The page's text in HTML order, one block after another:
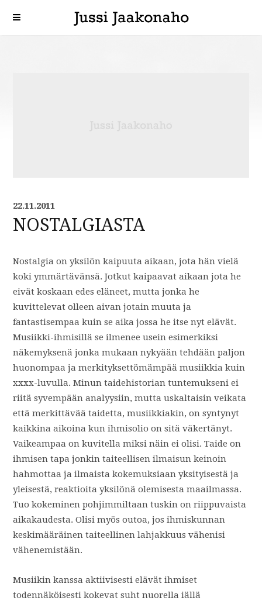
22.11.2011
NOSTALGIASTA
Nostalgia on yksilön kaipuuta aikaan, jota hän vielä
koki ymmärtävänsä. Jotkut kaipaavat aikaan jota he
eivät koskaan edes eläneet, mutta jonka he
kuvittelevat olleen aivan jotain muuta ja
fantastisempaa kuin se aika jossa he itse nyt elävät.
Musiikki-ihmisillä se ilmenee usein esimerkiksi
näkemyksenä jonka mukaan nykyään tehdään paljon
huonompaa ja merkityksettömämpää musiikkia kuin
xxxx-luvulla. Minun taidehistorian tuntemukseni ei
riitä syvempään analyysiin, mutta uskaltaisin veikata
että merkittävää taidetta, musiikkiakin, on syntynyt
kaikkina aikoina kun ihmisolio on sitä väkertänyt.
Vaikeampaa on kuvitella miksi näin ei olisi. Taide on
ihmisen tapa jonkin taiteellisen ilmaisun keinoin
hahmottaa ja ilmaista kokemuksiaan yksityisestä ja
yleisestä, reaktioita yksilönä olemisesta maailmassa.
Tuo kokeminen pohjimmiltaan tuskin on riippuvaista
aikakaudesta. Olisi myös outoa, jos ihmiskunnan
keskimääräinen taiteellinen lahjakkuus vähenisi
vähenemistään.
Musiikin kanssa aktiivisesti elävät ihmiset
todennäköisesti kokevat suht nuorella iällä